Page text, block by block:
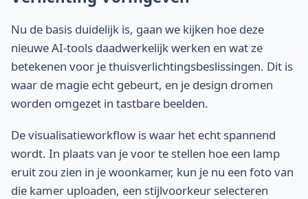
Nu de basis duidelijk is, gaan we kijken hoe deze
nieuwe AI-tools daadwerkelijk werken en wat ze
betekenen voor je thuisverlichtingsbeslissingen. Dit is
waar de magie echt gebeurt, en je design dromen
worden omgezet in tastbare beelden.
De visualisatieworkflow is waar het echt spannend
wordt. In plaats van je voor te stellen hoe een lamp
eruit zou zien in je woonkamer, kun je nu een foto van
die kamer uploaden, een stijlvoorkeur selecteren